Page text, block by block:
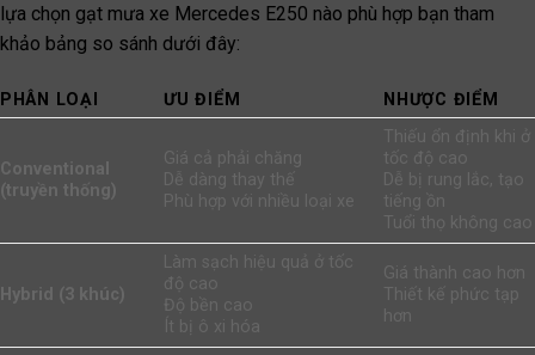
lựa chọn gạt mưa xe Mercedes E250 nào phù hợp bạn tham
khảo bảng so sánh dưới đây:
PHÂN LOẠI ƯU ĐIỂM NHƯỢC ĐIỂM
Conventional
(truyền thống)
Giá cả phải chăng
Dễ dàng thay thế
Phù hợp với nhiều loại xe
Thiếu ổn định khi ở
tốc độ cao
Dễ bị rung lắc, tạo
tiếng ồn
Tuổi thọ không cao
Hybrid (3 khúc)
Làm sạch hiệu quả ở tốc
độ cao
Độ bền cao
Ít bị ô xi hóa
Giá thành cao hơn
Thiết kế phức tạp
hơn